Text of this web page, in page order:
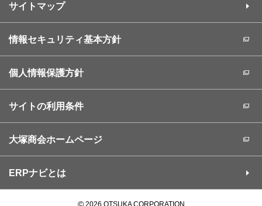
サイトマップ
情報セキュリティ基本方針
個人情報保護方針
サイトの利用条件
大塚商会ホームページ
ERPナビとは
2026 OTSUKA CORPORATION